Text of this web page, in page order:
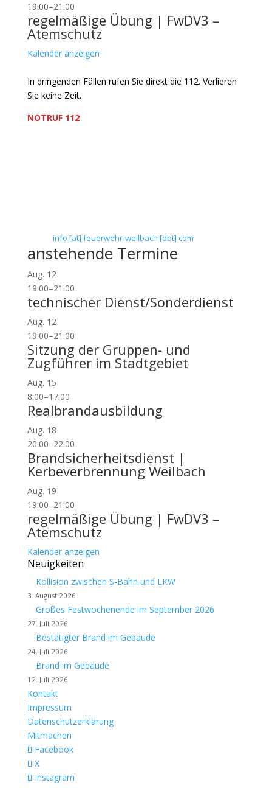
19:00–21:00
regelmäßige Übung | FwDV3 –
Atemschutz
Kalender anzeigen
In dringenden Fällen rufen Sie direkt die 112. Verlieren
Sie keine Zeit.
NOTRUF 112
info [at] feuerwehr-weilbach [dot] com
anstehende Termine
Aug. 12
19:00–21:00
technischer Dienst/Sonderdienst
Aug. 12
19:00–21:00
Sitzung der Gruppen- und
Zugführer im Stadtgebiet
Aug. 15
8:00–17:00
Realbrandausbildung
Aug. 18
20:00–22:00
Brandsicherheitsdienst |
Kerbeverbrennung Weilbach
Aug. 19
19:00–21:00
regelmäßige Übung | FwDV3 –
Atemschutz
Kalender anzeigen
Neuigkeiten
Kollision zwischen S-Bahn und LKW
3. August 2026
Großes Festwochenende im September 2026
27. Juli 2026
Bestätigter Brand im Gebäude
24. Juli 2026
Brand im Gebäude
12. Juli 2026
Kontakt
Impressum
Datenschutzerklärung
Mitmachen
Facebook
X
Instagram